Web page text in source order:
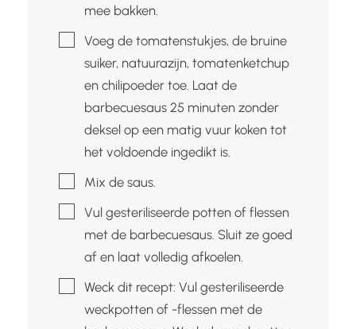
mee bakken.
▢Voeg de tomatenstukjes, de bruine
suiker, natuurazijn, tomatenketchup
en chilipoeder toe. Laat de
barbecuesaus 25 minuten zonder
deksel op een matig vuur koken tot
het voldoende ingedikt is.
▢Mix de saus.
▢Vul gesteriliseerde potten of flessen
met de barbecuesaus. Sluit ze goed
af en laat volledig afkoelen.
▢Weck dit recept: Vul gesteriliseerde
weckpotten of -flessen met de